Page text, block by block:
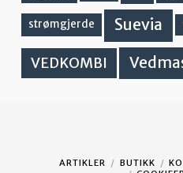
strømgjerde Suevia
VEDKOMBI
ARTIKLER BUTIKK